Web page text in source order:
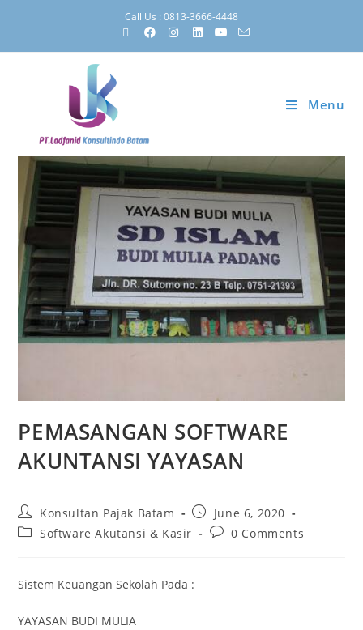
Call Us : 0813-3666-4448
Menu
PEMASANGAN SOFTWARE
AKUNTANSI YAYASAN
Konsultan Pajak Batam
June 6, 2020
Software Akutansi & Kasir
0 Comments
Sistem Keuangan Sekolah Pada :
YAYASAN BUDI MULIA